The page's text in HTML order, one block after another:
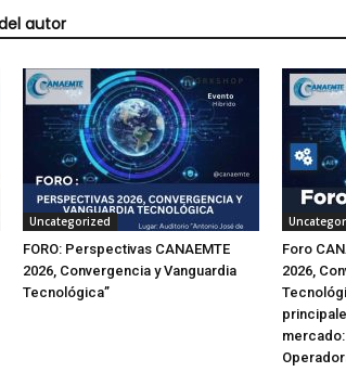
autor
Uncategorized
FORO: Perspectivas CANAEMTE
2026, Convergencia y Vanguardia
Tecnológica”
Foro
2026,